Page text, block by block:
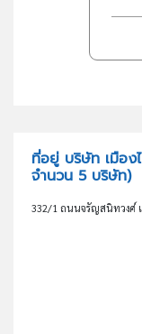
ที่อยู่ บริษัท เมือง
จำนวน 5 บริษัท)
332/1 ถนนจรัญสนิทวงศ์